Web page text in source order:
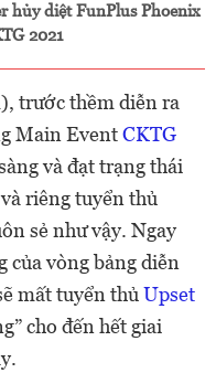
hủy diệt FunPlus Phoenix
2021
trước thềm diễn ra
Main EventCKTG
và đạt trạng thái
riêng tuyển thủ
sẻ như vậy. Ngay
vòng bảng diễn
mất tuyển thủ Upset
cho đến hết giai